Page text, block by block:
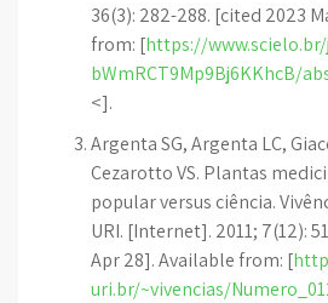
36(3): 282-288. [cited 2023
from: [https://
bWmRCT9Mp9Bj6KKhcB/
<].
Argenta SG, Argenta LC,
Cezarotto VS. Plantas
popular versus ciência.
URI. [Internet]. 2011; 7(12):
Apr 28]. Available from: [
uri.br/~vivencias/